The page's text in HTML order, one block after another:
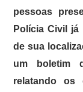
pessoas
Polícia Civil
de sua
um boletim
relatando os